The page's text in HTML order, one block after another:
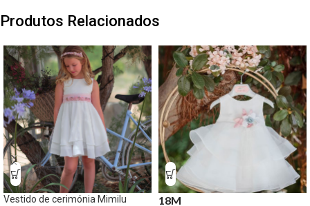
Produtos Relacionados
Vestido de cerimónia Mimilu 18M